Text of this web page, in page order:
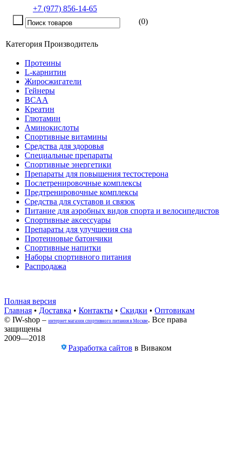
+7 (977) 856-14-65
(0)
Категория Производитель
Протеины
L-карнитин
Жиросжигатели
Гейнеры
BCAA
Креатин
Глютамин
Аминокислоты
Спортивные витамины
Средства для здоровья
Специальные препараты
Спортивные энергетики
Препараты для повышения тестостерона
Послетренировочные комплексы
Предтренировочные комплексы
Средства для суставов и связок
Питание для аэробных видов спорта и велосипедистов
Спортивные аксессуары
Препараты для улучшения сна
Протеиновые батончики
Спортивные напитки
Наборы спортивного питания
Распродажа
Полная версия
Главная • Доставка • Контакты • Скидки • Оптовикам
© IW-shop – интернет магазин спортивного питания в Москве. Все права
защищены
2009—2018
Разработка сайтов в Виваком